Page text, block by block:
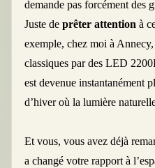
demande pas forcément des
Juste deprêter attention à
exemple, chez moi à
classiques par des LED
est devenue instantanément
d’hiver où la lumière
Et vous, vous avez déjà
a changé votre rapport à